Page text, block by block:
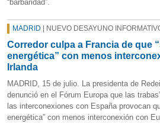
“barbaridad”.
MADRID | NUEVO DESAYUNO
Corredor culpa a Francia de que
energética” con menos
Irlanda
MADRID, 15 de julio. La presidenta de
denunció en el Fórum Europa que las
las interconexiones con España provocan
energética” con menos interconexión con